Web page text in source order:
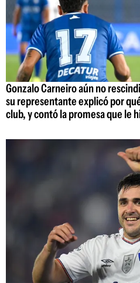
Gonzalo Carneiro aún no
su representante explicó por
club, y contó la promesa que le